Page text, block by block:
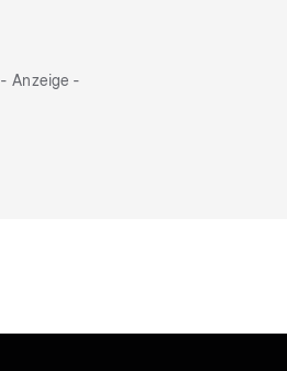
- Anzeige -